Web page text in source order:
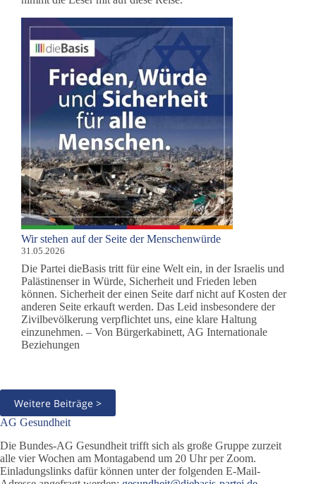
Wir stehen auf der Seite der Menschenwürde
31.05.2026
Die Partei dieBasis tritt für eine Welt ein, in der Israelis und
Palästinenser in Würde, Sicherheit und Frieden leben
können. Sicherheit der einen Seite darf nicht auf Kosten der
anderen Seite erkauft werden. Das Leid insbesondere der
Zivilbevölkerung verpflichtet uns, eine klare Haltung
einzunehmen. – Von Bürgerkabinett, AG Internationale
Beziehungen
Weitere Beiträge >
AG Gesundheit
Die Bundes-AG Gesundheit trifft sich als große Gruppe zurzeit
alle vier Wochen am Montagabend um 20 Uhr per Zoom.
Einladungslinks dafür können unter der folgenden E-Mail-